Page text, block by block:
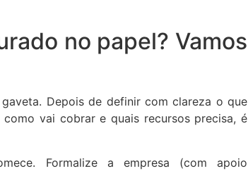
no papel? Vamos
Depois de definir com clareza o que
vai cobrar e quais recursos precisa, é
Formalize a empresa (com apoio